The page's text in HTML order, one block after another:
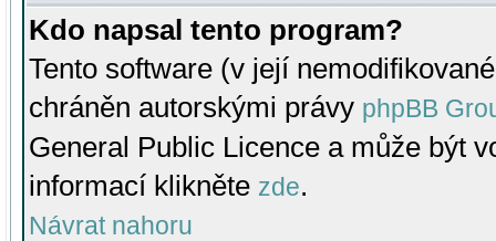
Kdo napsal tento program?
Tento software (v její
chráněn autorskými právy phpBB
General Public Licence a může být
informací klikněte zde.
Návrat nahoru